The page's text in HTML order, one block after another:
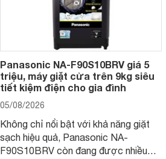
Panasonic NA-F90S10BRV giá 5
triệu, máy giặt cửa trên 9kg siêu
tiết kiệm điện cho gia đình
05/08/2026
Không chỉ nổi bật với khả năng giặt
sạch hiệu quả, Panasonic NA-
F90S10BRV còn đang được nhiều